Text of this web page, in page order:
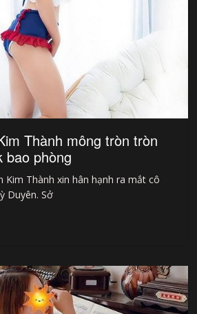
Thành mông tròn tròn
bao phòng
Kim Thành xin hân hạnh ra mắt cô
Duyên. Sở